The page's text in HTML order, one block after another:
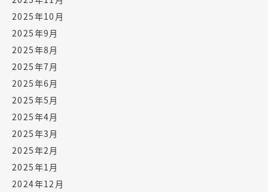
2025年10月
2025年9月
2025年8月
2025年7月
2025年6月
2025年5月
2025年4月
2025年3月
2025年2月
2025年1月
2024年12月